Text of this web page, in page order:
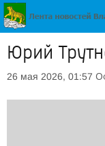
Юрий
26 мая 2026, 01:57